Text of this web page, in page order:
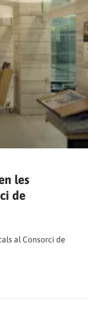
les
de
al Consorci de